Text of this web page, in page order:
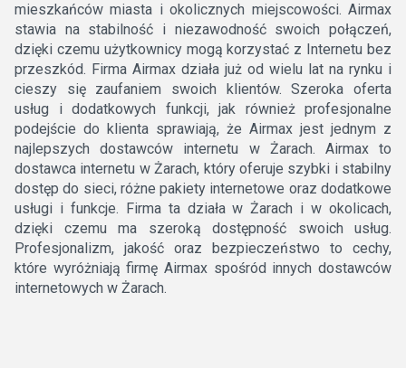
mieszkańców miasta i okolicznych miejscowości. Airmax
stawia na stabilność i niezawodność swoich połączeń,
dzięki czemu użytkownicy mogą korzystać z Internetu bez
przeszkód. Firma Airmax działa już od wielu lat na rynku i
cieszy się zaufaniem swoich klientów. Szeroka oferta
usług i dodatkowych funkcji, jak również profesjonalne
podejście do klienta sprawiają, że Airmax jest jednym z
najlepszych dostawców internetu w Żarach. Airmax to
dostawca internetu w Żarach, który oferuje szybki i stabilny
dostęp do sieci, różne pakiety internetowe oraz dodatkowe
usługi i funkcje. Firma ta działa w Żarach i w okolicach,
dzięki czemu ma szeroką dostępność swoich usług.
Profesjonalizm, jakość oraz bezpieczeństwo to cechy,
które wyróżniają firmę Airmax spośród innych dostawców
internetowych w Żarach.